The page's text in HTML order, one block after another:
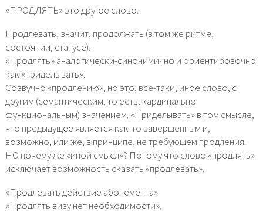
«ПРОДЛЯТЬ» это другое слово.
Продлевать, значит, продолжать (в том же ритме,
состоянии, статусе).
«Продлять» аналогически-синонимично и ориентировочно
как «приделывать».
Созвучно «продлению», но это, все-таки, иное слово, с
другим (семантическим, то есть, кардинально
функциональным) значением. «Приделывать» в том смысле,
что предыдущее является как-то завершенным и,
возможно, или же, в принципе, не требующем продления.
НО почему же «иной смысл»? Потому что слово «продлять»
исключает возможность сказать «продлевать».
«Продлевать действие абонемента».
«Продлять визу нет необходимости».